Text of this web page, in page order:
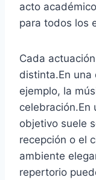
acto
para todos los
Cada
distinta.En una
ejemplo, la
celebración.En
objetivo suele
recepción o el
ambiente
repertorio